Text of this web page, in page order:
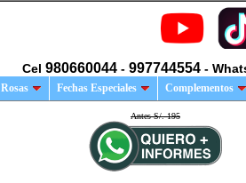
Cel 980660044 - 997744554 -
Rosas Fechas Especiales Complementos
Antes S/. 195